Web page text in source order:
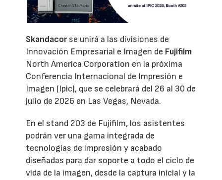
Skandacorse unirá a las divisiones de
Innovación Empresarial e Imagen de Fujifilm
North America Corporation en la próxima
Conferencia Internacional de Impresión e
Imagen (Ipic), que se celebrará del 26 al 30 de
julio de 2026 en Las Vegas, Nevada.
En el stand 203 de Fujifilm, los asistentes
podrán ver una gama integrada de
tecnologías de impresión y acabado
diseñadas para dar soporte a todo el ciclo de
vida de la imagen, desde la captura inicial y la